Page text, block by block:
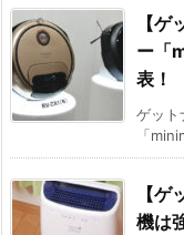
【
ー「
表！
ゲット
「
【
機は